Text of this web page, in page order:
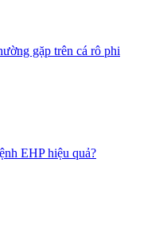
gặp trên cá rô phi
EHP hiệu quả?